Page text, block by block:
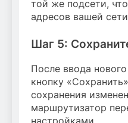
той же подсети,
адресов вашей
Шаг 5:
После ввода
кнопку
сохранения
маршрутизатор
настройками.